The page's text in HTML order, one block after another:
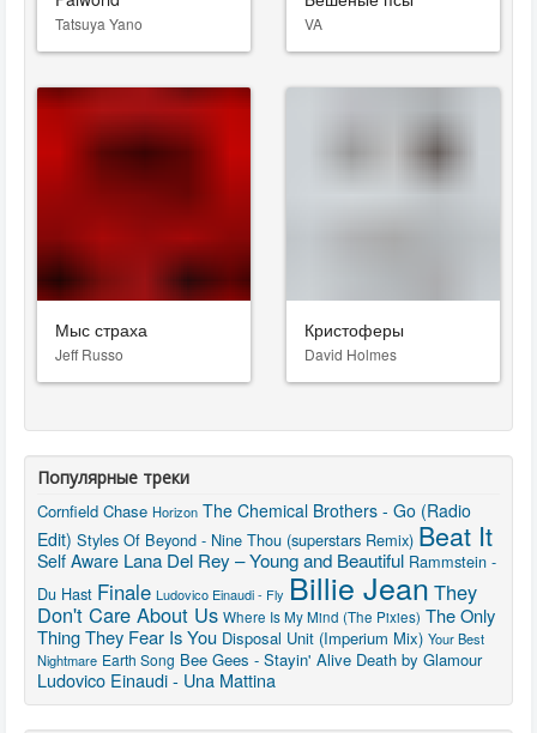
Tatsuya Yano VA
Мыс страха
Jeff Russo
Кристоферы
David Holmes
Популярные треки
Cornfield Chase Horizon The Chemical Brothers - Go (Radio
Edit) Styles Of Beyond - Nine Thou (superstars Remix) Beat It
Self Aware Lana Del Rey – Young and Beautiful Rammstein -
Du Hast Finale Ludovico Einaudi - Fly Billie Jean They
Don't Care About Us Where Is My Mind (The Pixies) The Only
Thing They Fear Is You Disposal Unit (Imperium Mix) Your Best
Nightmare Earth Song Bee Gees - Stayin' Alive Death by Glamour
Ludovico Einaudi - Una Mattina